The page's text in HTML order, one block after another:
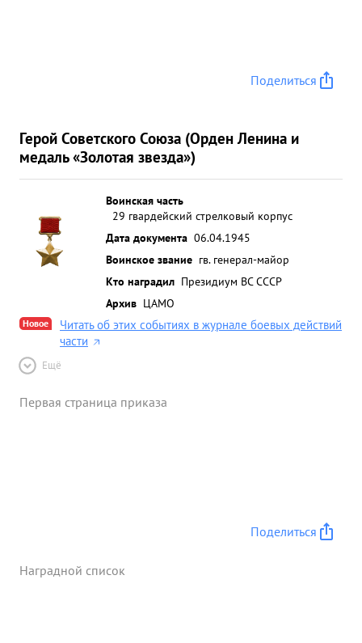
Поделиться
Герой Советского Союза (Орден Ленина и
медаль «Золотая звезда»)
Воинская часть
29 гвардейский стрелковый корпус
Дата документа 06.04.1945
Воинское звание гв. генерал-майор
Кто наградил Президиум ВС СССР
Архив ЦАМО
Новое
Читать об этих событиях в журнале боевых действий
части
Ещё
Первая страница приказа
Поделиться
Наградной список